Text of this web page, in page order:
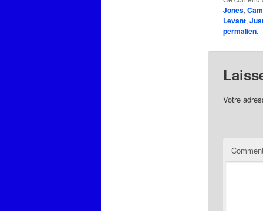
Jones,
Levant,
permalien.
Votre